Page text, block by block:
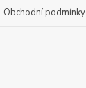
Obchodní podmínky